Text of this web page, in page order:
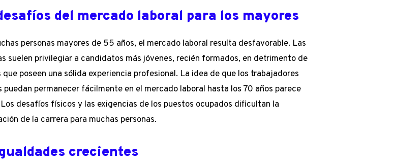
del mercado laboral para los mayores
personas mayores de 55 años, el mercado laboral resulta desfavorable. Las
suelen privilegiar a candidatos más jóvenes, recién formados, en detrimento de
que poseen una sólida experiencia profesional. La idea de que los trabajadores
puedan permanecer fácilmente en el mercado laboral hasta los 70 años parece
desafíos físicos y las exigencias de los puestos ocupados dificultan la
de la carrera para muchas personas.
crecientes